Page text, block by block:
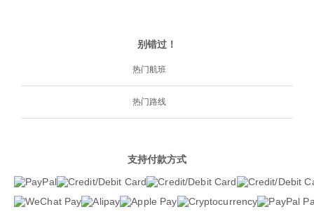
别错过！
热门航班
热门路线
支持付款方式